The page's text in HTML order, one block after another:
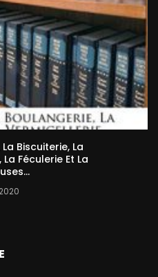
Biscuiterie, La
Féculerie Et La